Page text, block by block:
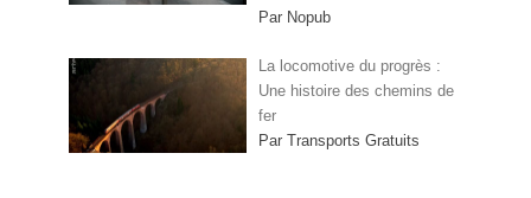
Par Nopub
La locomotive du progrès :
Une histoire des chemins de
fer
Par Transports Gratuits